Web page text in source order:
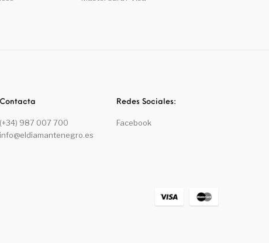
Contacta
(+34) 987 007 700
info@eldiamantenegro.es
Redes Sociales:
Facebook